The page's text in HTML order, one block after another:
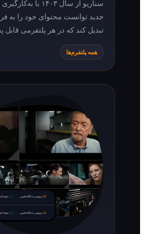
سناریو از سال ۱۴۰۳ با به‌کارگیری فناوری
جدید توانست محتوای خود را به فرمت mp4
تبدیل کند که در هر پلتفرمی قابل پخش است.
همه پلتفرم‌ها